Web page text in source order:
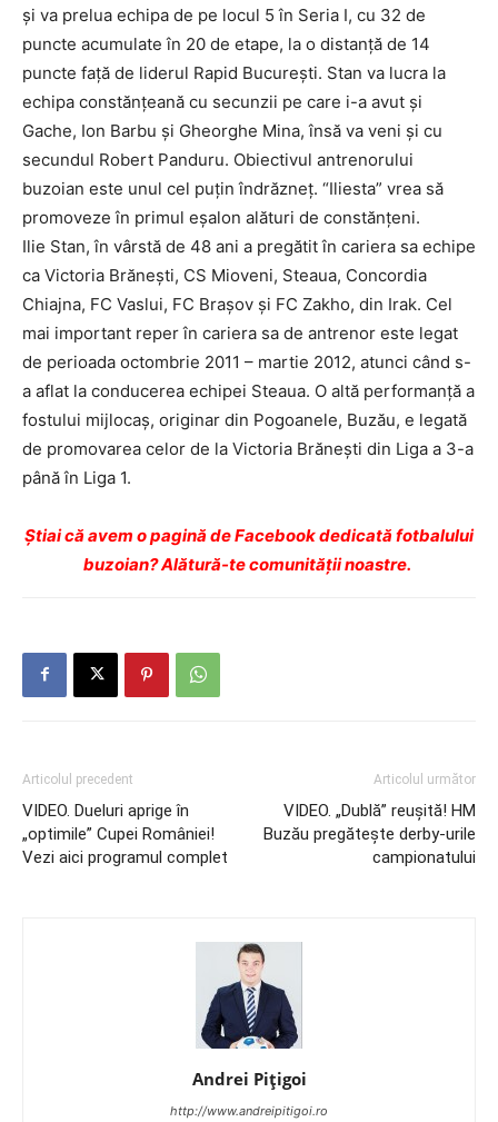
şi va prelua echipa de pe locul 5 în Seria I, cu 32 de
puncte acumulate în 20 de etape, la o distanţă de 14
puncte faţă de liderul Rapid Bucureşti. Stan va lucra la
echipa constănţeană cu secunzii pe care i-a avut şi
Gache, Ion Barbu şi Gheorghe Mina, însă va veni şi cu
secundul Robert Panduru. Obiectivul antrenorului
buzoian este unul cel puţin îndrăzneţ. “Iliesta” vrea să
promoveze în primul eşalon alături de constănţeni.
Ilie Stan, în vârstă de 48 ani a pregătit în cariera sa echipe
ca Victoria Brăneşti, CS Mioveni, Steaua, Concordia
Chiajna, FC Vaslui, FC Braşov şi FC Zakho, din Irak. Cel
mai important reper în cariera sa de antrenor este legat
de perioada octombrie 2011 – martie 2012, atunci când s-
a aflat la conducerea echipei Steaua. O altă performanţă a
fostului mijlocaş, originar din Pogoanele, Buzău, e legată
de promovarea celor de la Victoria Brăneşti din Liga a 3-a
până în Liga 1.
Ştiai că avem o pagină de Facebook dedicată fotbalului
buzoian? Alătură-te comunității noastre.
Articolul precedent
VIDEO. Dueluri aprige în
„optimile” Cupei României!
Vezi aici programul complet
Articolul următor
VIDEO. „Dublă” reuşită! HM
Buzău pregăteşte derby-urile
campionatului
Andrei Pițigoi
http://www.andreipitigoi.ro